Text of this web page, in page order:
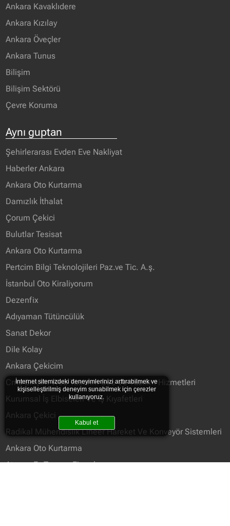
Ankara Kavaklıdere
Ankara Kızılay
Ankara Öveçler
Ankara Tunus
Bilişim
Bilişim Sektörü
Çevre Koruma
Aynı guptan
Şehirlerarası Evden Eve Nakliyat
Haberler Ankara
Ankara Oto Kurtarma
Damızlık İthalat
Çorum Çekici
Bulutlar Tesisat
Ankara Oto Kurtarma
Pertcim Bilgi Teknolojileri Paz.ve Tic. A.ş.
İstanbul Oto Kiraliyorum
Dezenfix
Adıyaman Tütüncülük
Sanat Dekor
Dile Kolay
Ankara Çekicim
Cms Bilişim Web Tasarım Seo Ve Yazılım Hizmetleri
Kurumsal İş Elbiseleri Ve İş Kıyafetleri
Ankara Çekici
Radikal Mühendislik Lineer Hareket Ve Konveyör Sistemleri
Ankara Oto Kurtarma
Atasun Ev Taşıma Firmaları
İnternet sitemizdeki deneyimlerinizi arttırabilmek ve
kişiselleştirilmiş deneyim sunabilmek için çerezler
kullanıyoruz.
Kabul et